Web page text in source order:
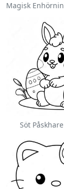
Söt